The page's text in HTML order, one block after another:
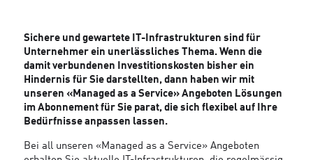
Sichere und gewartete IT-Infrastrukturen sind für
Unternehmer ein unerlässliches Thema. Wenn die
damit verbundenen Investitionskosten bisher ein
Hindernis für Sie darstellten, dann haben wir mit
unseren «Managed as a Service» Angeboten Lösungen
im Abonnement für Sie parat, die sich flexibel auf Ihre
Bedürfnisse anpassen lassen.
Bei all unseren «Managed as a Service» Angeboten